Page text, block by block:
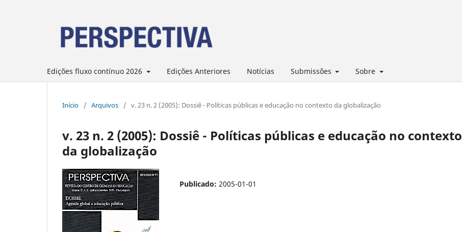
Edições fluxo contínuo 2026 Edições Anteriores Notícias Submissões Sobre
Início / Arquivos / v. 23 n. 2 (2005): Dossiê - Políticas públicas e educação no contexto da globalização
v. 23 n. 2 (2005): Dossiê - Políticas públicas e educação no contexto
da globalização
Publicado: 2005-01-01